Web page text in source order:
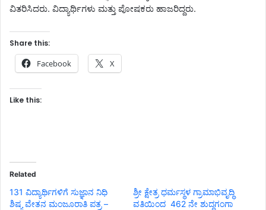
ವಿತರಿಸಿದರು. ವಿದ್ಯಾರ್ಥಿಗಳು ಮತ್ತು ಪೋಷಕರು ಹಾಜರಿದ್ದರು.
Share this:
Facebook X
Like this:
Related
131 ವಿದ್ಯಾರ್ಥಿಗಳಿಗೆ ಸುಜ್ಞಾನ ನಿಧಿ
ಶಿಷ್ಯ ವೇತನ ಮಂಜೂರಾತಿ ಪತ್ರ –
ಶ್ರೀ ಕ್ಷೇತ್ರ ಧರ್ಮಸ್ಥಳ ಗ್ರಾಮಾಭಿವೃದ್ಧಿ
ವತಿಯಿಂದ 462 ನೇ ಶುದ್ಧಗಂಗಾ